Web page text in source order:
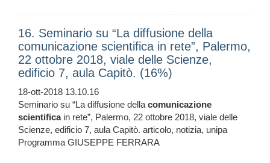
16. Seminario su “La diffusione della
comunicazione scientifica in rete”, Palermo,
22 ottobre 2018, viale delle Scienze,
edificio 7, aula Capitò. (16%)
18-ott-2018 13.10.16
Seminario su “La diffusione dellacomunicazione
scientificain rete”, Palermo, 22 ottobre 2018, viale delle
Scienze, edificio 7, aula Capitò. articolo, notizia, unipa
Programma GIUSEPPE FERRARA